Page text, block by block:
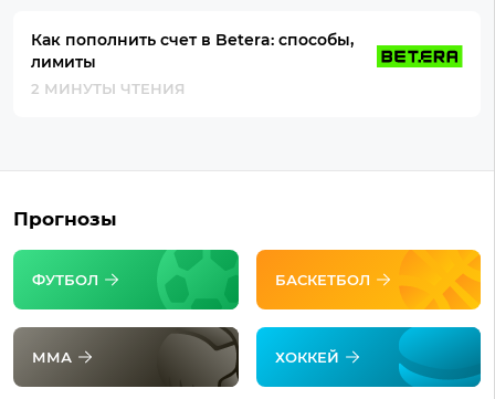
Как пополнить счет в Betera: способы,
лимиты
2 МИНУТЫ ЧТЕНИЯ
Прогнозы
ФУТБОЛ БАСКЕТБОЛ
ММА ХОККЕЙ